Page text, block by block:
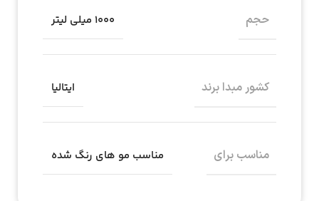
حجم 1000 میلی لیتر
کشور مبدا برند ایتالیا
مناسب برای مناسب مو های رنگ شده